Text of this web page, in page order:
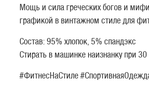
Мощь и сила греческих богов и
графикой в ​​винтажном стиле для
Состав: 95% хлопок, 5% спандэкс
Стирать в машинке наизнанку при 30
#ФитнесНаСтиле